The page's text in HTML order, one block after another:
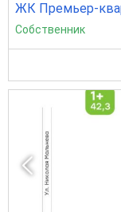
ЖК Премьер-
Собственник